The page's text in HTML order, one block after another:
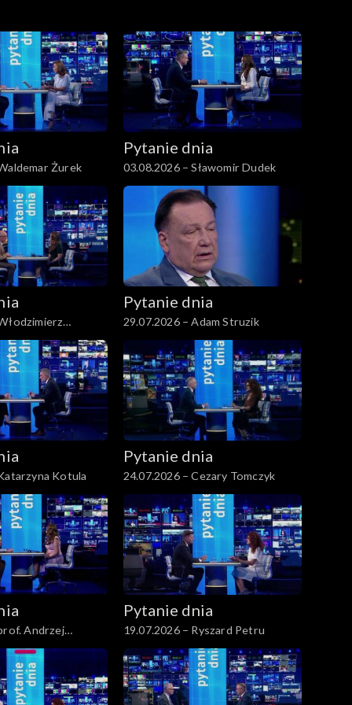
Żurek
Pytanie dnia
03.08.2026 – Sławomir Dudek
Pytanie dnia
29.07.2026 – Adam Struzik
Kotula
Pytanie dnia
24.07.2026 – Cezary Tomczyk
Andrzej
Pytanie dnia
19.07.2026 – Ryszard Petru